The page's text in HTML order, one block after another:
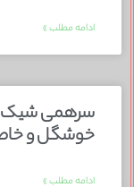
ادامه مطلب »
خوشگل و
ادامه مطلب »